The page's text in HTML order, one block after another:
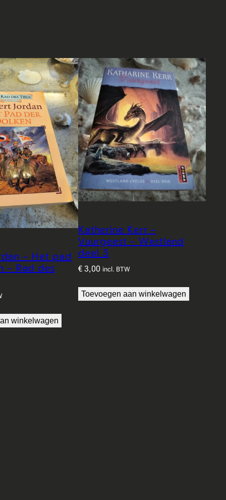
– Het pad
– Rad des
winkelwagen
Katherine Kerr –
Vuurgeest – Westland
deel 3
€ 3,00 incl. BTW
Toevoegen aan winkelwagen